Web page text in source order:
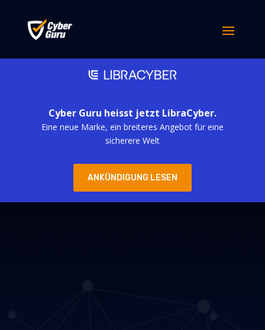
Cyber Guru heisst jetzt LibraCyber.
Eine neue Marke, ein breiteres Angebot für eine
sicherere Welt
ANKÜNDIGUNG LESEN